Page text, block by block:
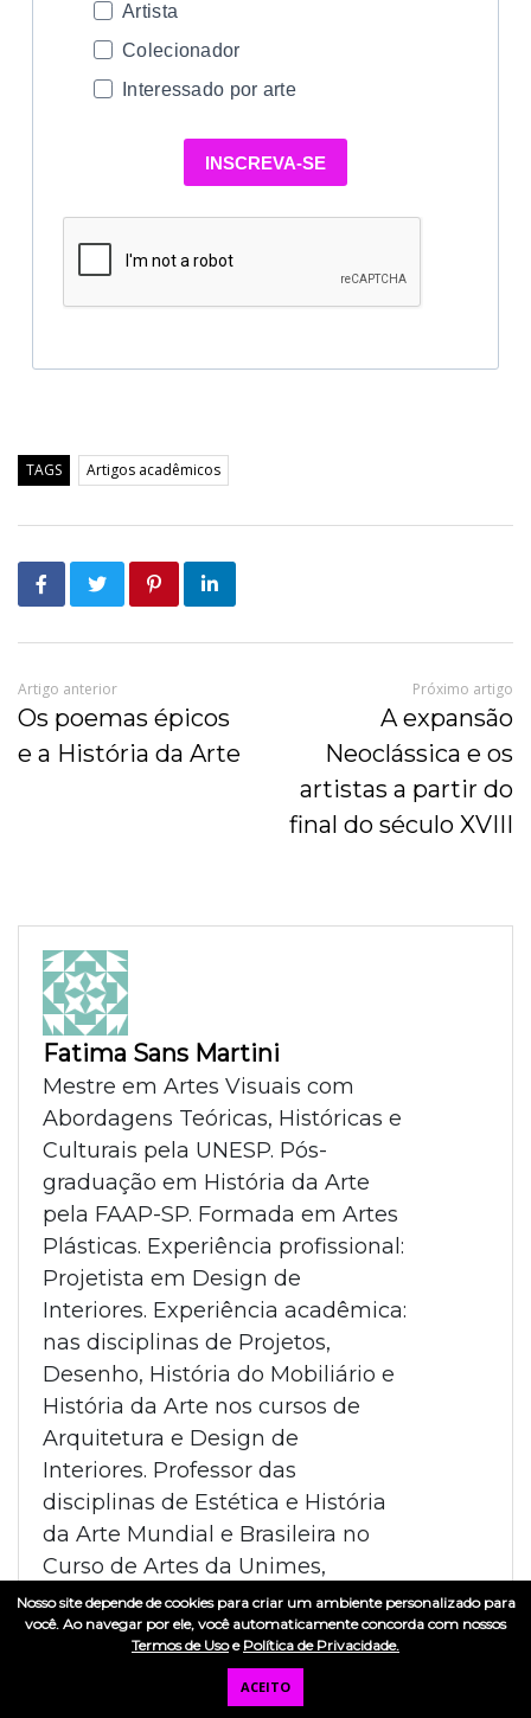
Artista
Colecionador
Interessado por arte
INSCREVA-SE
TAGS Artigos acadêmicos
Artigo anterior
Os poemas épicos
e a História da Arte
Próximo artigo
A expansão
Neoclássica e os
artistas a partir do
final do século XVIII
Fatima Sans Martini
Mestre em Artes Visuais com
Abordagens Teóricas, Históricas e
Culturais pela UNESP. Pós-
graduação em História da Arte
pela FAAP-SP. Formada em Artes
Plásticas. Experiência profissional:
Projetista em Design de
Interiores. Experiência acadêmica:
nas disciplinas de Projetos,
Desenho, História do Mobiliário e
História da Arte nos cursos de
Arquitetura e Design de
Interiores. Professor das
disciplinas de Estética e História
da Arte Mundial e Brasileira no
Curso de Artes da Unimes,
Universidade Metropolitana de
Santos, SP
Nosso site depende de cookies para criar um ambiente personalizado para
você. Ao navegar por ele, você automaticamente concorda com nossos
Termos de Usoe Política de Privacidade.
ACEITO